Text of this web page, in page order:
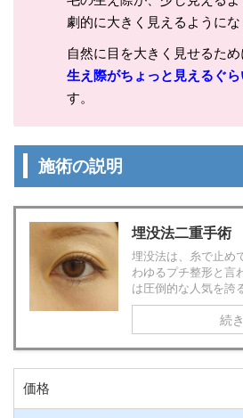
劇的に大きく見えるようにな
自然に目を大きく見せるた
生え際がちょっと見えるぐ
す。
施術の説明
埋没法二重手術
埋没法は、糸で止め
わゆるプチ整形と言
は圧倒的な人気を誇
続
価格